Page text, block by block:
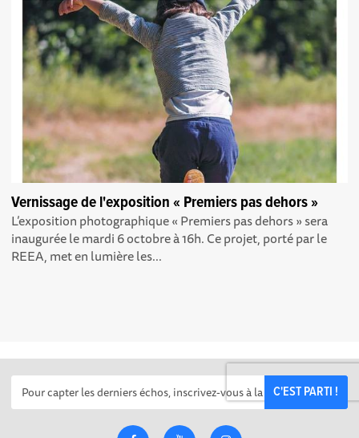
Vernissage de l'exposition « Premiers pas dehors »
L’exposition photographique « Premiers pas dehors » sera
inaugurée le mardi 6 octobre à 16h. Ce projet, porté par le
REEA, met en lumière les...
C'EST PARTI !